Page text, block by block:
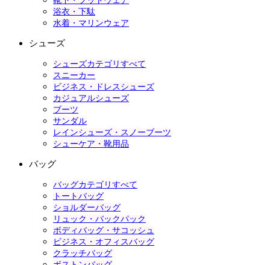
浴衣・下駄
水着・マリンウェア
シューズ
シューズカテゴリすべて
スニーカー
ビジネス・ドレスシューズ
カジュアルシューズ
ブーツ
サンダル
レインシューズ・スノーブーツ
シューケア・靴用品
バッグ
バッグカテゴリすべて
トートバッグ
ショルダーバッグ
リュック・バックパック
ボディバッグ・サコッシュ
ビジネス・オフィスバッグ
クラッチバッグ